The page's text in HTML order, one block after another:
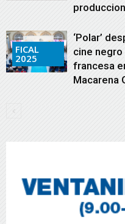
FICAL
2025
‘Polar’
cine
francesa
Macarena